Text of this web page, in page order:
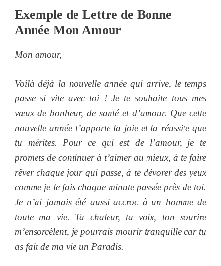
Exemple de Lettre de Bonne
Année Mon Amour
Mon amour,
Voilà déjà la nouvelle année qui arrive, le temps
passe si vite avec toi ! Je te souhaite tous mes
vœux de bonheur, de santé et d’amour. Que cette
nouvelle année t’apporte la joie et la réussite que
tu mérites. Pour ce qui est de l’amour, je te
promets de continuer à t’aimer au mieux, à te faire
rêver chaque jour qui passe, à te dévorer des yeux
comme je le fais chaque minute passée près de toi.
Je n’ai jamais été aussi accroc à un homme de
toute ma vie. Ta chaleur, ta voix, ton sourire
m’ensorcèlent, je pourrais mourir tranquille car tu
as fait de ma vie un Paradis.